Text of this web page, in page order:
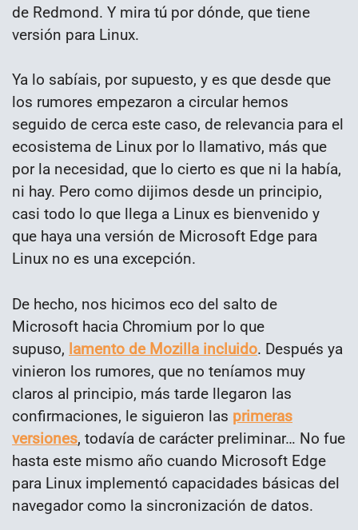
de Redmond. Y mira tú por dónde, que tiene
versión para Linux.
Ya lo sabíais, por supuesto, y es que desde que
los rumores empezaron a circular hemos
seguido de cerca este caso, de relevancia para el
ecosistema de Linux por lo llamativo, más que
por la necesidad, que lo cierto es que ni la había,
ni hay. Pero como dijimos desde un principio,
casi todo lo que llega a Linux es bienvenido y
que haya una versión de Microsoft Edge para
Linux no es una excepción.
De hecho, nos hicimos eco del salto de
Microsoft hacia Chromium por lo que
supuso, lamento de Mozilla incluido. Después ya
vinieron los rumores, que no teníamos muy
claros al principio, más tarde llegaron las
confirmaciones, le siguieron las primeras
versiones, todavía de carácter preliminar… No fue
hasta este mismo año cuando Microsoft Edge
para Linux implementó capacidades básicas del
navegador como la sincronización de datos.